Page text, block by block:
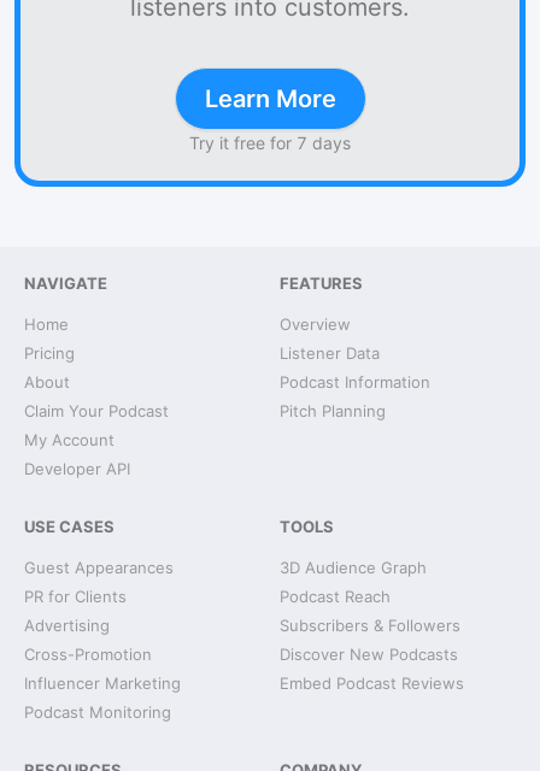
listeners into customers.
Learn More
Try it free for 7 days
NAVIGATE
Home
Pricing
About
Claim Your Podcast
My Account
Developer API
FEATURES
Overview
Listener Data
Podcast Information
Pitch Planning
USE CASES
Guest Appearances
PR for Clients
Advertising
Cross-Promotion
Influencer Marketing
Podcast Monitoring
TOOLS
3D Audience Graph
Podcast Reach
Subscribers & Followers
Discover New Podcasts
Embed Podcast Reviews